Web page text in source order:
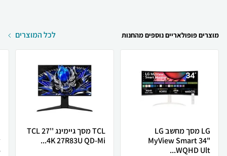
מוצרים פופולאריים נוספים מהחנות לכל המוצרים
LG מסך מחשב LG
MyView Smart 34"
WQHD Ult...
TCL מסך גיימינג TCL 27''
4K 27R83U QD-Mi...